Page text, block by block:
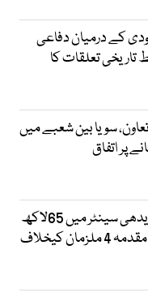
کے درمیان دفاعی
تاریخی تعلقات کا
سویا بین شعبے میں
پر اتفاق
کراچی: سہراب گوٹھ ایدھی سینٹر میں 65لاکھ
سے زائد کی ڈکیتی کا مقدمہ 4 ملزمان کیخلاف